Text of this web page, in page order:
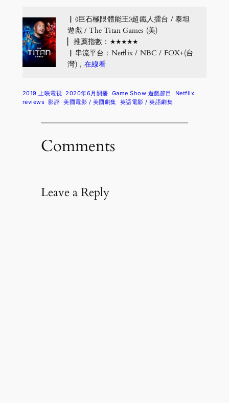
▏《巨石極限體能王》超鐵人擂台 / 泰坦
遊戲 / The Titan Games (美)
▏推薦指數：★★★★★
▏串流平台：Netflix / NBC / FOX+(台
灣)， 在線看
2019 上映電視 2020年6月開播 Game Show 遊戲節目
Netflix
reviews 影評 美國電影 / 美國劇集 英語電影 / 英語劇集
Comments
Leave a Reply